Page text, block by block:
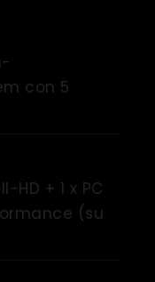
con 5
HD + 1 x PC
(su